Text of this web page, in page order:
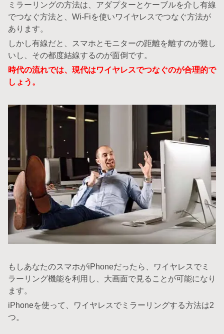
ミラーリングの方法は、アダプターとケーブルを介し有線
でつなぐ方法と、Wi-Fiを使いワイヤレスでつなぐ方法が
あります。
しかし有線だと、スマホとモニターの距離を離すのが難し
いし、その都度結線するのが面倒です。
時代の流れでは、現代はワイヤレスでつなぐのが合理的で
しょう。
もしあなたのスマホがiPhoneだったら、ワイヤレスでミ
ラーリング機能を利用し、大画面で見ることが可能になり
ます。
iPhoneを使って、ワイヤレスでミラーリングする方法は2
つ。